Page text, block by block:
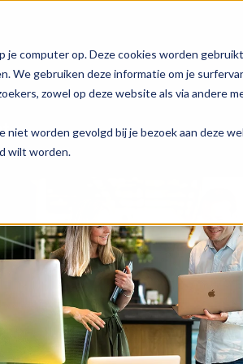
je computer op. Deze cookies worden
We gebruiken deze informatie om je
zowel op deze website als via andere
niet worden gevolgd bij je bezoek aan deze
wilt worden.
Digital
AI services
Over ons
Team
Contact
Blog
Events &